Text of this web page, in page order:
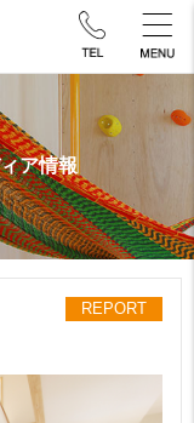
ア情報
REPORT